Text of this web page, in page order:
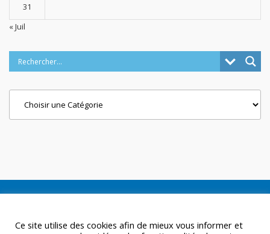
31
« Juil
Ce site utilise des cookies afin de mieux vous informer et